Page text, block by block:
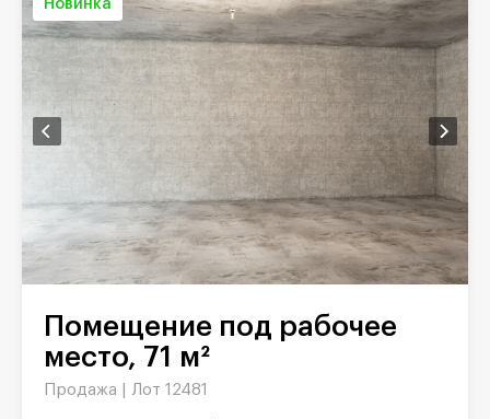
Новинка
Помещение под рабочее
место, 71 м²
Продажа | Лот 12481